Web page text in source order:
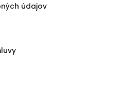
údajov